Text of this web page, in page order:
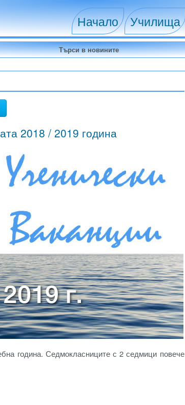
Начало Училища
2018 / 2019 година
година. Седмокласниците с 2 седмици повече